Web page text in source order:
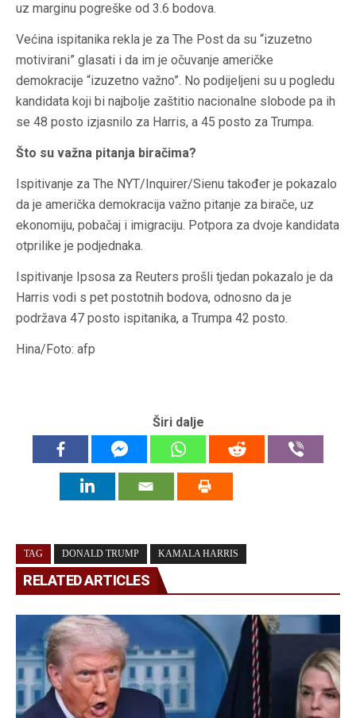
uz marginu pogreške od 3.6 bodova.
Većina ispitanika rekla je za The Post da su “izuzetno
motivirani” glasati i da im je očuvanje američke
demokracije “izuzetno važno”. No podijeljeni su u pogledu
kandidata koji bi najbolje zaštitio nacionalne slobode pa ih
se 48 posto izjasnilo za Harris, a 45 posto za Trumpa.
Što su važna pitanja biračima?
Ispitivanje za The NYT/Inquirer/Sienu također je pokazalo
da je američka demokracija važno pitanje za birače, uz
ekonomiju, pobačaj i imigraciju. Potpora za dvoje kandidata
otprilike je podjednaka.
Ispitivanje Ipsosa za Reuters prošli tjedan pokazalo je da
Harris vodi s pet postotnih bodova, odnosno da je
podržava 47 posto ispitanika, a Trumpa 42 posto.
Hina/Foto: afp
Širi dalje
TAG DONALD TRUMP KAMALA HARRIS
RELATED ARTICLES